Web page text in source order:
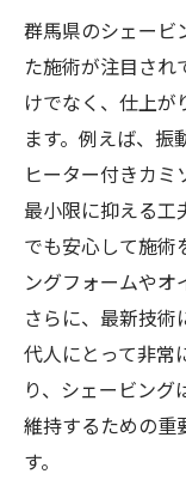
群馬県のシェービ
た施術が注目され
けでなく、仕上が
ます。例えば、
ヒーター付きカ
最小限に抑える工
でも安心して施術
ングフォームやオ
さらに、最新技
代人にとって非常
り、シェービン
維持するための重
す。